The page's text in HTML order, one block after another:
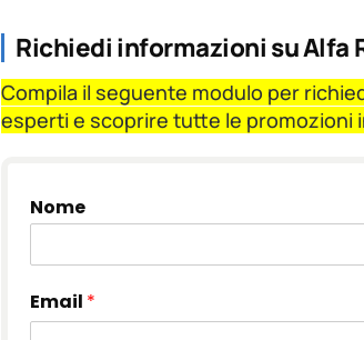
Richiedi informazioni su Alfa
Compila il seguente modulo per
esperti e scoprire tutte le promozioni
Nome
Email *